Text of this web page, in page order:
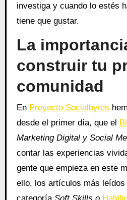
investiga y cuando lo estés
tiene que gustar.
La
construir tu
comunidad
En Proyecto Socialbytes
desde el primer día, que el
Marketing Digital y Social
contar las experiencias
gente que empieza en este
ello, los artículos más leídos